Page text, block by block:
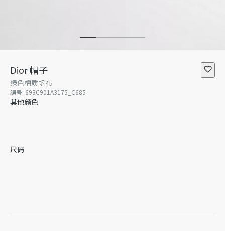
Dior 帽子
绿色棉质帆布
编号: 693C901A3175_C685
其他颜色
尺码